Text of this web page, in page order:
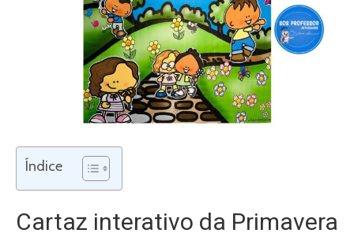
Índice
Cartaz interativo da Primavera